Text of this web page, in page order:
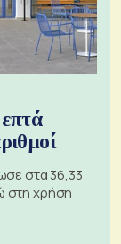
στα 36,33
στη χρήση